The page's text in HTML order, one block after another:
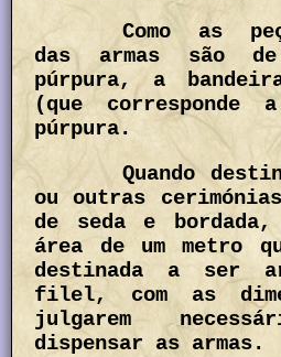
Como as
das armas são
púrpura, a
(que
púrpura.
Quando
ou outras
de seda e
área de um metro
destinada a ser
filel, com as
julgarem
dispensar as armas.